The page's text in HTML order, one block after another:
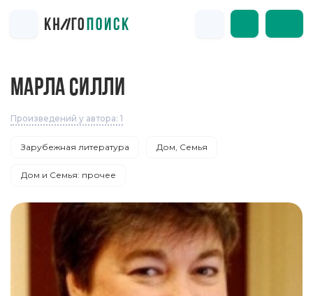
МАРЛА СИЛЛИ
Произведений у автора: 1
Зарубежная литература Дом, Семья
Дом и Семья: прочее